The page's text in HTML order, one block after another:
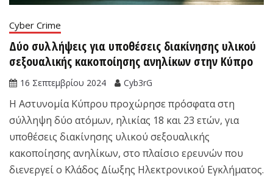
Cyber Crime
Δύο συλλήψεις για υποθέσεις διακίνησης υλικού
σεξουαλικής κακοποίησης ανηλίκων στην Κύπρο
16 Σεπτεμβρίου 2024 Cyb3rG
Η Αστυνομία Κύπρου προχώρησε πρόσφατα στη
σύλληψη δύο ατόμων, ηλικίας 18 και 23 ετών, για
υποθέσεις διακίνησης υλικού σεξουαλικής
κακοποίησης ανηλίκων, στο πλαίσιο ερευνών που
διενεργεί ο Κλάδος Δίωξης Ηλεκτρονικού Εγκλήματος.